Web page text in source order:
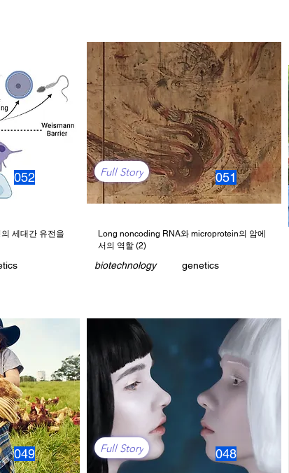
052
세대간 유전을
049
051
Full Story
Long noncoding RNA와 microprotein의 암에
서의 역할 (2)
biotechnology genetics
048
Full Story